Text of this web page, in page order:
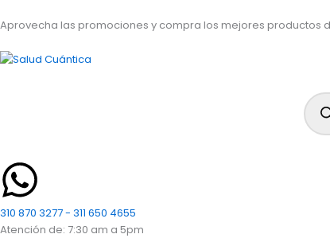
al
Aprovecha las promociones y compra los mejores productos
de
310 870 3277 - 311 650 4655
Atención de: 7:30 am a 5pm